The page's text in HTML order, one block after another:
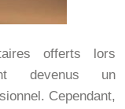
offerts lors
devenus un
Cependant,